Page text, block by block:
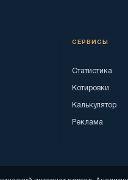
СЕРВИСЫ
Статистика
Котировки
Калькулятор
Реклама